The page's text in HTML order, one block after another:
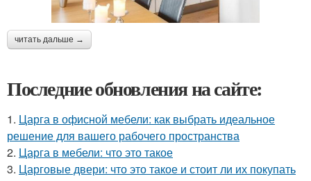
читать дальше →
Последние обновления на сайте:
1. Царга в офисной мебели: как выбрать идеальное
решение для вашего рабочего пространства
2. Царга в мебели: что это такое
3. Царговые двери: что это такое и стоит ли их покупать